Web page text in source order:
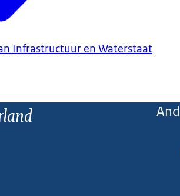
Infrastructuur en Waterstaat